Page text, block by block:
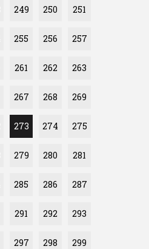
249 250 251
255 256 257
261 262 263
267 268 269
273 274 275
279 280 281
285 286 287
291 292 293
297 298 299